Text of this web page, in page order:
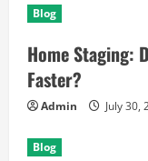
Blog
Home Staging:
Faster?
Admin July 30,
Blog